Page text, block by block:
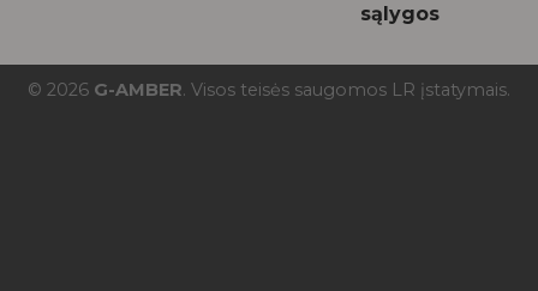
sąlygos
© 2026 G-AMBER. Visos teisės saugomos LR įstatymais.